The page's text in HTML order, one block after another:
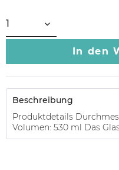
In den
Beschreibung
Produktdetails
Volumen: 530 ml Das